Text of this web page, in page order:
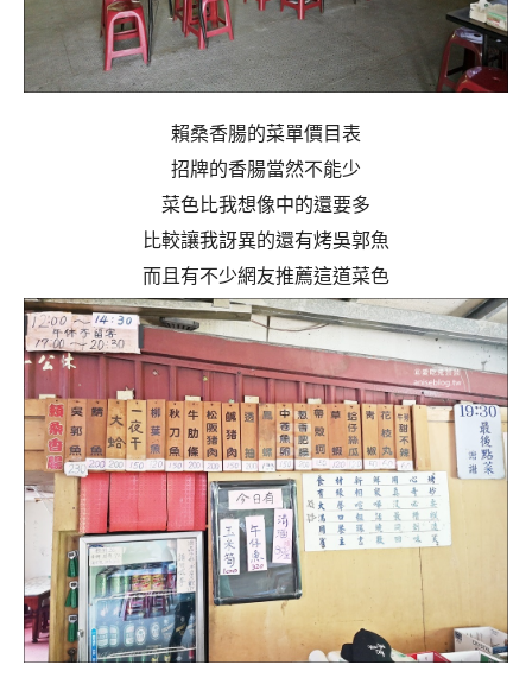
賴桑香腸的菜單價目表
招牌的香腸當然不能少
菜色比我想像中的還要多
比較讓我訝異的還有烤吳郭魚
而且有不少網友推薦這道菜色